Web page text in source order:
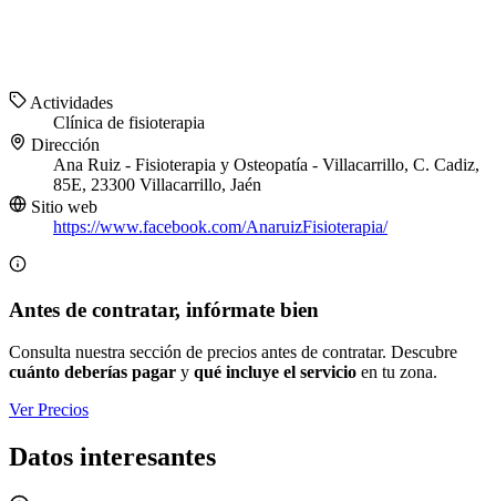
Actividades
Clínica de fisioterapia
Dirección
Ana Ruiz - Fisioterapia y Osteopatía - Villacarrillo, C. Cadiz,
85E, 23300 Villacarrillo, Jaén
Sitio web
https://www.facebook.com/AnaruizFisioterapia/
Antes de contratar, infórmate bien
Consulta nuestra sección de precios antes de contratar. Descubre
cuánto deberías pagar y qué incluye el servicio en tu zona.
Ver Precios
Datos interesantes